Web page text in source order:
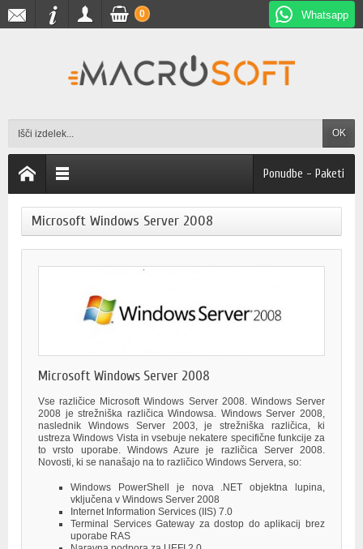
Whatsapp
OK
0
Ponudbe - Paketi
Microsoft Windows Server 2008
Microsoft Windows Server 2008
Vse različice Microsoft Windows Server 2008. Windows Server
2008 je strežniška različica Windowsa. Windows Server 2008,
naslednik Windows Server 2003, je strežniška različica, ki
ustreza Windows Vista in vsebuje nekatere specifične funkcije za
to vrsto uporabe. Windows Azure je različica Server 2008.
Novosti, ki se nanašajo na to različico Windows Servera, so:
Windows PowerShell je nova .NET objektna lupina,
vključena v Windows Server 2008
Internet Information Services (IIS) 7.0
Terminal Services Gateway za dostop do aplikacij brez
uporabe RAS